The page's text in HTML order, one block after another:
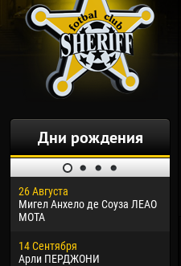
Дни рождения
26 Августа
Мигел Анхело де Соуза ЛЕАО
МОТА
14 Сентября
Арли ПЕРДЖОНИ